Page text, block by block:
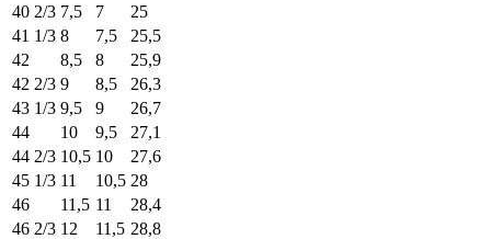
40 2/3 7,5 7
25
41 1/3 8 7,5
25,5
42
8,5 8
25,9
42 2/3 9 8,5
26,3
43 1/3 9,5 9
26,7
44
10 9,5
27,1
44 2/3 10,5 10
27,6
45 1/3 11 10,5 28
46
11,5 11
28,4
46 2/3 12 11,5 28,8